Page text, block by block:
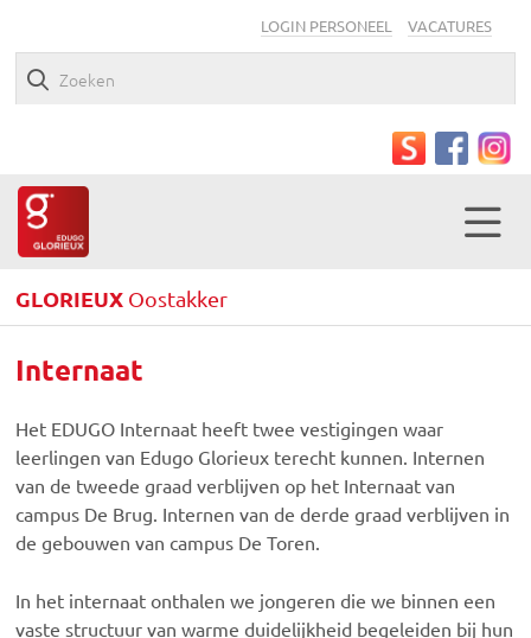
LOGIN PERSONEEL VACATURES
GLORIEUX Oostakker
Internaat
Het EDUGO Internaat heeft twee vestigingen waar
leerlingen van Edugo Glorieux terecht kunnen. Internen
van de tweede graad verblijven op het Internaat van
campus De Brug. Internen van de derde graad verblijven in
de gebouwen van campus De Toren.
In het internaat onthalen we jongeren die we binnen een
vaste structuur van warme duidelijkheid begeleiden bij hun